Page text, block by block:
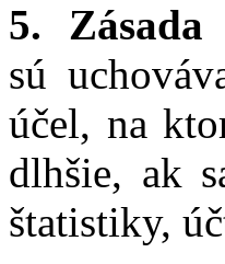
5. Zásada
sú
účel, na
dlhšie, ak
štatistiky,